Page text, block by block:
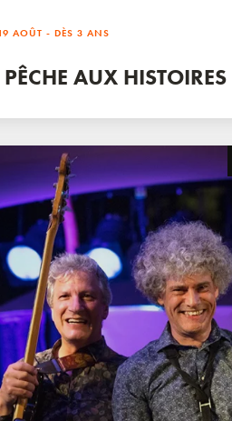
AOÛT - DÈS 3 ANS
AUX HISTOIRES